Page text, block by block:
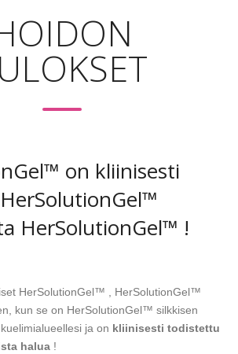
on kliinisesti
HerSolutionGel™ !
HerSolutionGel™ , HerSolutionGel™
kun se on HerSolutionGel™ silkkisen
ja on kliinisesti todistettu
halua !